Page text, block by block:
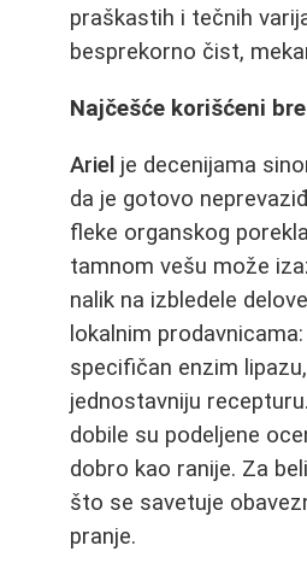
praškastih i tečnih
besprekorno čist,
Najčešće korišćeni
Ariel je decenijama
da je gotovo
fleke organskog
tamnom vešu može
nalik na izbledele
lokalnim
specifičan enzim
jednostavniju
dobile su podeljene
dobro kao ranije. Za
što se savetuje
pranje.